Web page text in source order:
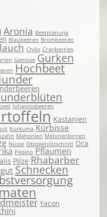
Aronia Beetplanung
Blaubeeren Brombeeren
Chilis Cranberries
Gemüse Gurken
Hochbeet
Johannisbeeren
Kastanien
Kurkuma Kürbisse
Mahonien Melonenbirnen
Nüsse Obstgehölzschnitt Oca
Pepino Pflaumen
Pilze Rhabarber
Schnecken
Yacon